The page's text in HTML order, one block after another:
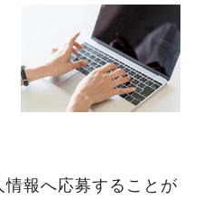
報へ応募することが